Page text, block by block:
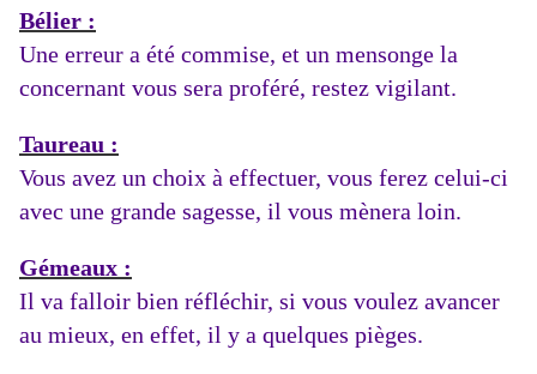
Bélier :
Une erreur a été commise, et un mensonge la
concernant vous sera proféré, restez vigilant.
Taureau :
Vous avez un choix à effectuer, vous ferez celui-ci
avec une grande sagesse, il vous mènera loin.
Gémeaux :
Il va falloir bien réfléchir, si vous voulez avancer
au mieux, en effet, il y a quelques pièges.